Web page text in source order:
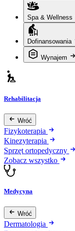
Spa & Wellness
Dofinansowania
Wynajem
Rehabilitacja
Wróć
Fizykoterapia
Kinezyterapia
Sprzęt ortopedyczny
Zobacz wszystko
Medycyna
Wróć
Dermatologia